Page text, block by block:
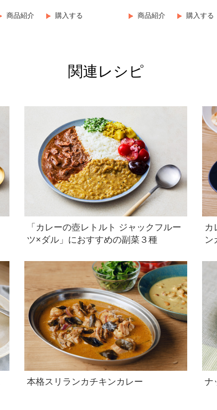
商品紹介 購入する 商品紹介 購入する
関連レシピ
「カレーの壺レトルト ジャックフルー
ツ×ダル」におすすめの副菜３種
カ
ン
本格スリランカチキンカレー ナ